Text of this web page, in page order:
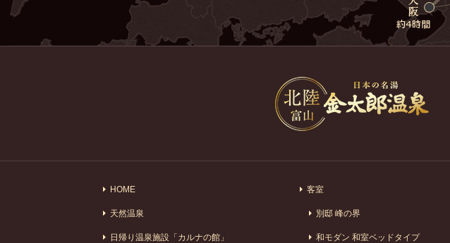
HOME
天然温泉
日帰り温泉施設「カルナの館」
客室
別邸 峰の界
和モダン 和室ベッドタイプ